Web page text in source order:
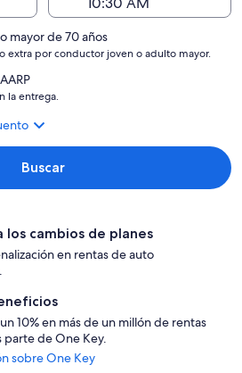
mayor de 70 años
extra por conductor joven o adulto mayor.
la entrega.
Buscar
cambios de planes
en rentas de auto
10% en más de un millón de rentas
parte de One Key.
sobre One Key